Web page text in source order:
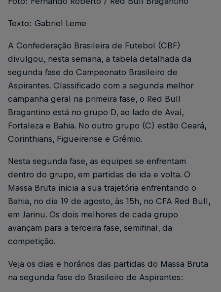
Texto: Gabriel Leme
A Confederação Brasileira de Futebol (CBF)
divulgou, nesta semana, a tabela detalhada da
segunda fase do Campeonato Brasileiro de
Aspirantes. Classificado com a segunda melhor
campanha geral na primeira fase, o Red Bull
Bragantino está no grupo D, ao lado de Avaí,
Fortaleza e Bahia. No outro grupo (C) estão Ceará,
Corinthians, Figueirense e Grêmio.
Nesta segunda fase, as equipes se enfrentam
dentro do grupo, em partidas de ida e volta. O
Massa Bruta inicia a sua trajetória enfrentando o
Bahia, no dia 19 de agosto, às 15h, no CFA Red Bull,
em Jarinu. Os dois melhores de cada grupo
avançam para a terceira fase, semifinal, da
competição.
Veja os dias e horários das partidas do Massa Bruta
na segunda fase do Brasileiro de Aspirantes: